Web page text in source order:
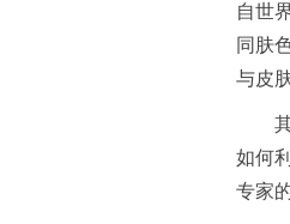
自世
同肤
与皮
如何
专家